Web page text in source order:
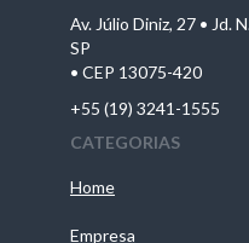
Av. Júlio Diniz, 27 • Jd.
SP
• CEP 13075-420
+55 (19) 3241-1555
CATEGORIAS
Home
Empresa